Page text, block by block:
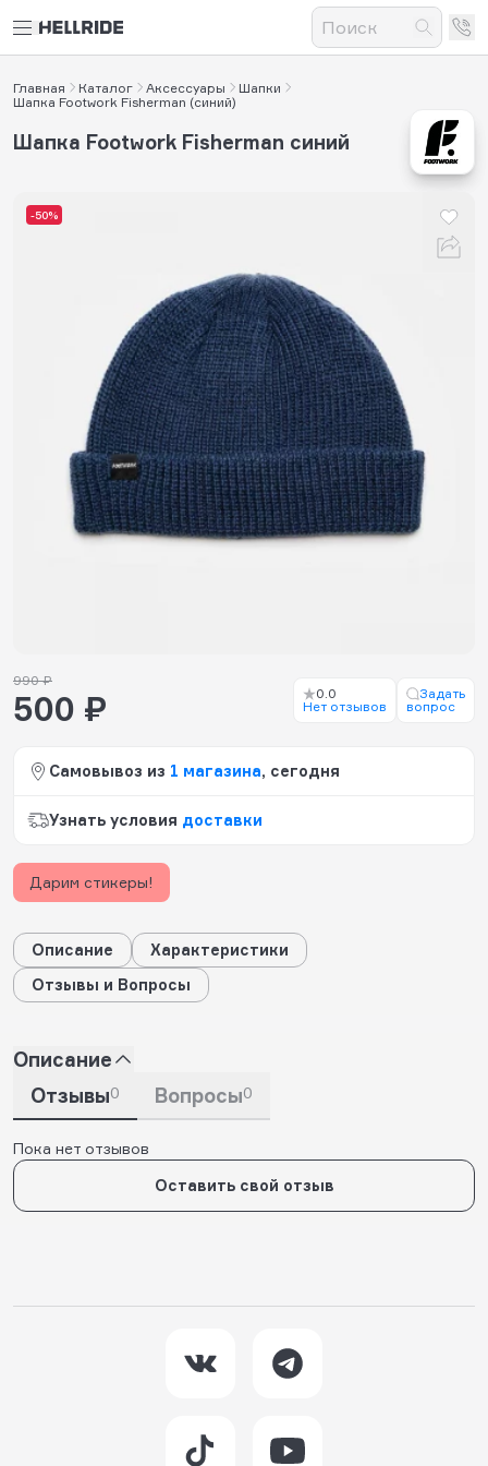
Главная Каталог Аксессуары
Шапки
Шапка Footwork Fisherman (синий)
-50%
Шапка Footwork Fisherman синий
990 ₽
500 ₽
0.0
Нет отзывов
Задать
вопрос
Самовывоз из 1 магазина, сегодня
Узнать условия доставки
Дарим стикеры!
Описание
Характеристики
Отзывы и Вопросы
Описание
Отзывы0 Вопросы0
Пока нет отзывов
Оставить свой отзыв